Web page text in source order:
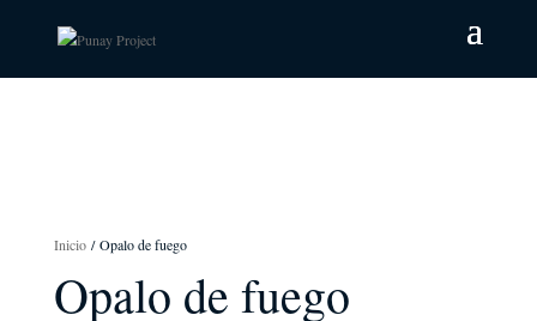
Inicio/ Opalo de fuego
Opalo de fuego